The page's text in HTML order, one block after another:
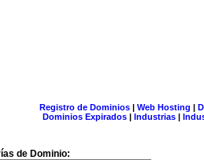
Registro de Dominios| Web Hosting |
Dominios Expirados | Industrias |
de Dominio: